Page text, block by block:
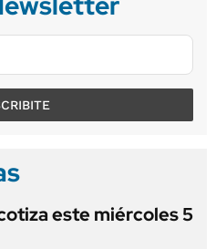
este miércoles 5